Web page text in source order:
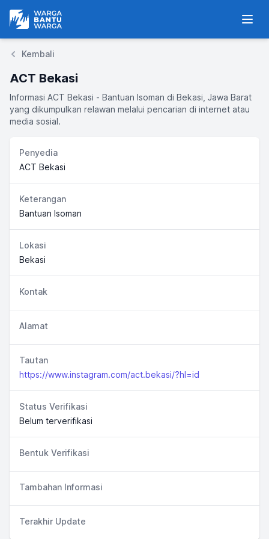
Warga Bantu Warga
Kembali
ACT Bekasi
Informasi ACT Bekasi - Bantuan Isoman di Bekasi, Jawa Barat
yang dikumpulkan relawan melalui pencarian di internet atau
media sosial.
Penyedia
ACT Bekasi
Keterangan
Bantuan Isoman
Lokasi
Bekasi
Kontak
Alamat
Tautan
https://www.instagram.com/act.bekasi/?hl=id
Status Verifikasi
Belum terverifikasi
Bentuk Verifikasi
Tambahan Informasi
Terakhir Update